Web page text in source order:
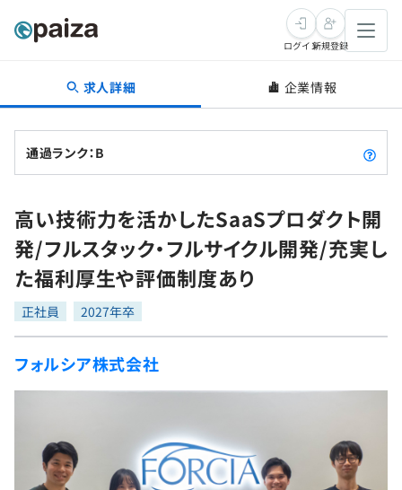
転職・キャリア
転職成功ガイド
転職エージェント
インタビュー
転職成功ガイド
新卒就活
求人検索
本選考
インターン
新卒エージェント
インタビュー
学習
講座一覧
問題集
4択課題
リファレンス
スキルチェック
プログラミング言語
再チャレンジ結果一覧
ゲーム・マンガ
Tech Team Journal
note
paizaとは？
ログイン新規登録
求人詳細 企業情報
通過ランク：B
高い技術力を活かしたSaaSプロダクト開
発/フルスタック・フルサイクル開発/充実し
た福利厚生や評価制度あり
正社員 2027年卒
フォルシア株式会社